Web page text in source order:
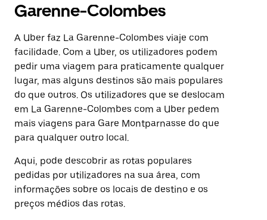
Garenne-Colombes
A Uber faz La Garenne-Colombes viaje com
facilidade. Com a Uber, os utilizadores podem
pedir uma viagem para praticamente qualquer
lugar, mas alguns destinos são mais populares
do que outros. Os utilizadores que se deslocam
em La Garenne-Colombes com a Uber pedem
mais viagens para Gare Montparnasse do que
para qualquer outro local.
Aqui, pode descobrir as rotas populares
pedidas por utilizadores na sua área, com
informações sobre os locais de destino e os
preços médios das rotas.